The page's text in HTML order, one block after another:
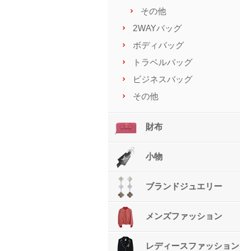
その他
2WAYバッグ
ボディバッグ
トラベルバッグ
ビジネスバッグ
その他
財布
小物
ブランドジュエリー
メンズファッション
レディースファッション